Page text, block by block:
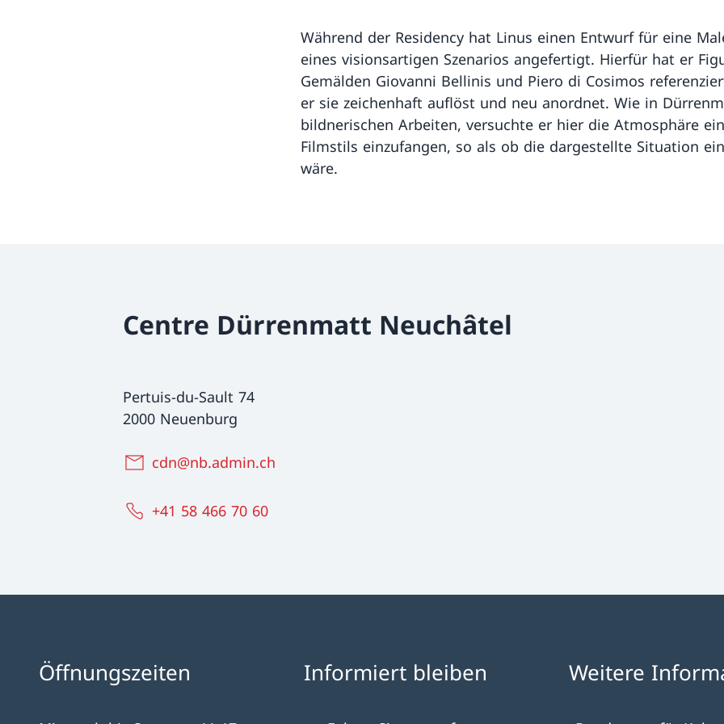
Während der Residency hat Linus einen Entwurf für eine
eines visionsartigen Szenarios angefertigt. Hierfür hat er
Gemälden Giovanni Bellinis und Piero di Cosimos
er sie zeichenhaft auflöst und neu anordnet. Wie in
bildnerischen Arbeiten, versuchte er hier die Atmosphäre
Filmstils einzufangen, so als ob die dargestellte Situation
wäre.
Centre Dürrenmatt Neuchâtel
Pertuis-du-Sault 74
2000 Neuenburg
cdn@nb.admin.ch
+41 58 466 70 60
Öffnungszeiten Informiert bleiben Weitere